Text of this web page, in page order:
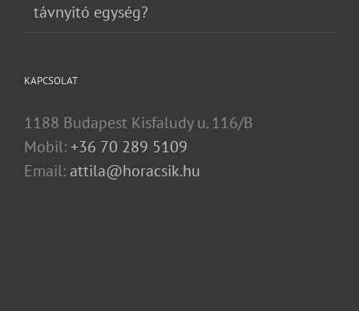
távnyitó egység?
KAPCSOLAT
1188 Budapest Kisfaludy u. 116/B
Mobil:+36 70 289 5109
Email: attila@horacsik.hu